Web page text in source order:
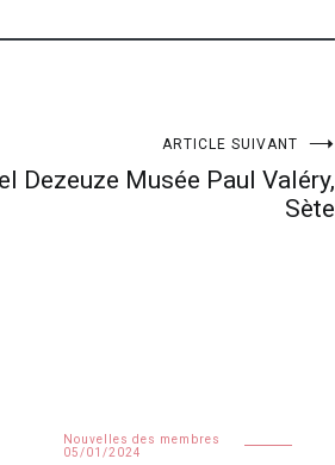
ARTICLE SUIVANT
Dezeuze Musée Paul Valéry,
Sète
Nouvelles des membres
05/01/2024